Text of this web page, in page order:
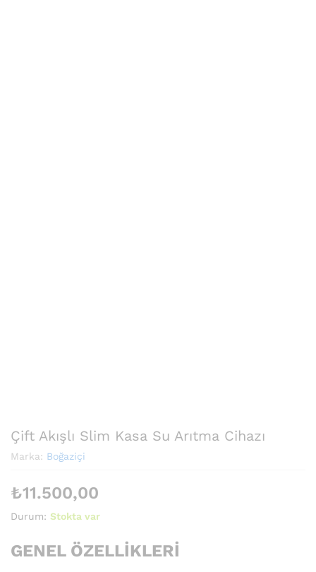
Çift Akışlı Slim Kasa Su Arıtma Cihazı
Marka: Boğaziçi
₺11.500,00
Durum: Stokta var
GENEL ÖZELLİKLERİ